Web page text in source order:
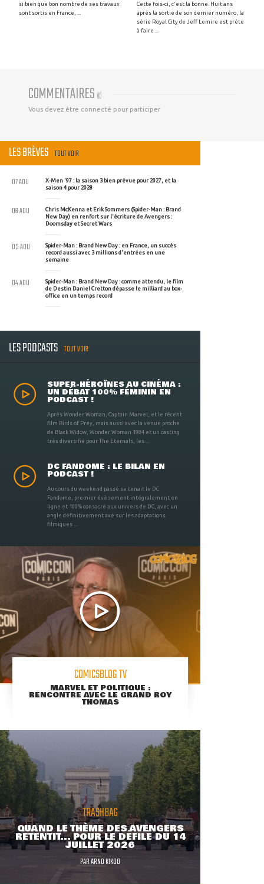
si bien que bon nombre de ses travaux
sont sortis en France, ...
Cette fois-ci, c'est la bonne. Huit ans
après la sortie de son dernier numéro, la
série Royal City de Jeff Lemire est prête
à faire ...
COMMENTAIRES (0)
Vous devez être connecté pour participer
LES BRÈVES TOUT VOIR
X-Men '97 : la saison 3 bien prévue pour 2027, et la
saison 4 pour 2028
07 AOU
Chris McKenna et Erik Sommers (Spider-Man : Brand
New Day) en renfort sur l'écriture de Avengers :
Doomsday et Secret Wars
06 AOU
Spider-Man : Brand New Day : en France, un succès
record aussi avec 3 millions d'entrées en une
semaine
05 AOU
Spider-Man : Brand New Day : comme attendu, le film
de Destin Daniel Cretton dépasse le milliard au box-
office en un temps record
04 AOU
LES PODCASTS TOUT VOIR
SUPER-HÉROÏNES AU CINÉMA :
UN DÉBAT 100% FÉMININ EN
PODCAST !
Après Wonder Woman, Captain Marvel, et le récent
film Birds of Prey, mais aussi avec la venue proche
de Black Widow, Wonder Woman 1984 et un casting
très diversifié pour The Eternals, les ...
DC FANDOME : LE BILAN EN
PODCAST !
Au cours du weekend passé se tenait le DC
Fandome, premier évènement intégralement en
ligne et 100% consacré aux univers de DC, avec un
angle définitivement axé sur les adaptations
filmiques ...
COMICSBLOG TV
MARVEL ET POLITIQUE :
RENCONTRE AVEC LE GRAND ROY
THOMAS
TRASHBAG
QUAND LE THÈME DES AVENGERS
RETENTIT... POUR LE DÉFILÉ DU 14
JUILLET 2026
PARARNO KIKOO